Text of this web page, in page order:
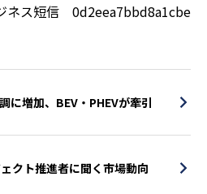
ネス短信 0d2eea7bbd8a1cbe
に増加、BEV・PHEVが牽引
クト推進者に聞く市場動向